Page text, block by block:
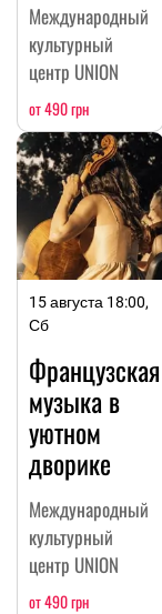
Международный
культурный
центр UNION
от 490 грн
15 августа 18:00,
Сб
Французская
музыка в
уютном
дворике
Международный
культурный
центр UNION
от 490 грн